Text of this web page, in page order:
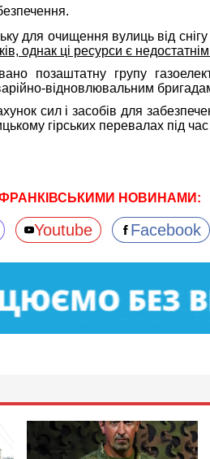
для очищення вулиць від снігу
однак ці ресурси є
позаштатну групу
відновлювальним
сил і засобів для
гірських перевалах під
НОВИНАМИ:
Youtube Facebook